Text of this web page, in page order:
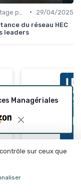
•
29/04/2025
du réseau HEC
leaders
Managériales
sur ceux que